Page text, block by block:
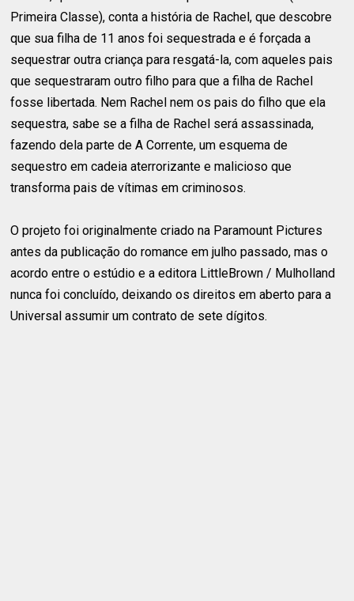
Primeira Classe), conta a história de Rachel, que descobre
que sua filha de 11 anos foi sequestrada e é forçada a
sequestrar outra criança para resgatá-la, com aqueles pais
que sequestraram outro filho para que a filha de Rachel
fosse libertada. Nem Rachel nem os pais do filho que ela
sequestra, sabe se a filha de Rachel será assassinada,
fazendo dela parte de A Corrente, um esquema de
sequestro em cadeia aterrorizante e malicioso que
transforma pais de vítimas em criminosos.
O projeto foi originalmente criado na Paramount Pictures
antes da publicação do romance em julho passado, mas o
acordo entre o estúdio e a editora LittleBrown / Mulholland
nunca foi concluído, deixando os direitos em aberto para a
Universal assumir um contrato de sete dígitos.